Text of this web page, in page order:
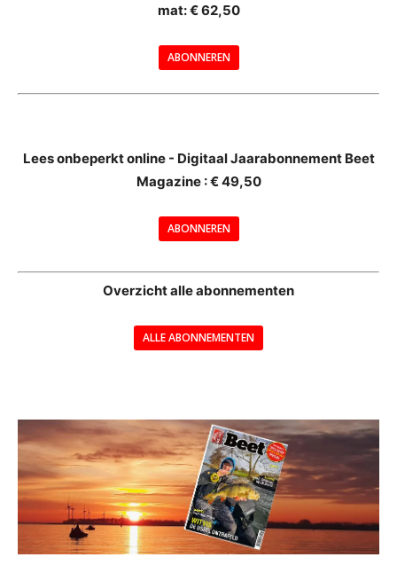
mat: € 62,50
ABONNEREN
Lees onbeperkt online - Digitaal Jaarabonnement Beet
Magazine : € 49,50
ABONNEREN
Overzicht alle abonnementen
ALLE ABONNEMENTEN